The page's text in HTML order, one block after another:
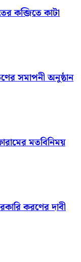
কব্জিতে কাটা
সমাপনী অনুষ্ঠান
মতবিনিময়
করণের দাবী